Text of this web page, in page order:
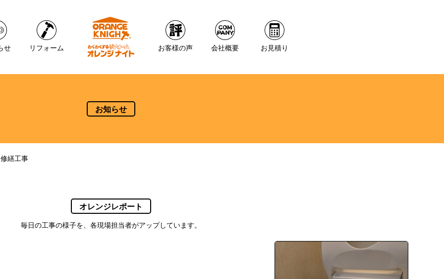
せ リフォーム お客様の声 会社概要 お見積り
お知らせ
繕工事
オレンジレポート
毎日の工事の様子を、各現場担当者がアップしています。